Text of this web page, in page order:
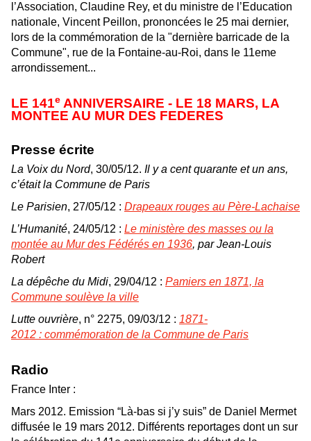
l’Association, Claudine Rey, et du ministre de l’Education
nationale, Vincent Peillon, prononcées le 25 mai dernier,
lors de la commémoration de la "dernière barricade de la
Commune", rue de la Fontaine-au-Roi, dans le 11eme
arrondissement...
LE 141e ANNIVERSAIRE - LE 18 MARS, LA
MONTEE AU MUR DES FEDERES
Presse écrite
La Voix du Nord, 30/05/12. Il y a cent quarante et un ans,
c’était la Commune de Paris
Le Parisien, 27/05/12 : Drapeaux rouges au Père-Lachaise
L’Humanité, 24/05/12 : Le ministère des masses ou la
montée au Mur des Fédérés en 1936, par Jean-Louis
Robert
La dépêche du Midi, 29/04/12 : Pamiers en 1871, la
Commune soulève la ville
Lutte ouvrière, n° 2275, 09/03/12 : 1871-
2012 : commémoration de la Commune de Paris
Radio
France Inter :
Mars 2012. Emission “Là-bas si j’y suis” de Daniel Mermet
diffusée le 19 mars 2012. Différents reportages dont un sur